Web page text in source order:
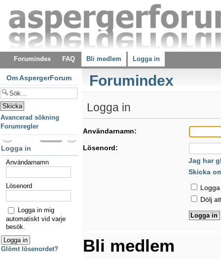
Forumindex FAQ Bli medlem Logga in
Forumindex
Logga in
Användarnamn:
Lösenord:
Jag har
Skicka
Dölj
Bli medlem
Om AspergerForum
Avancerad sökning
Forumregler
Logga in
Användarnamn
Lösenord
Logga in mig
automatiskt vid varje
besök.
Glömt lösenordet?